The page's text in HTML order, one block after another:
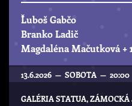
Ľuboš Gabčo
Branko Ladič
Magdaléna Mačutková +
13.6.2026 — SOBOTA — 20:00
GALÉRIA STATUA, ZÁMOCKÁ